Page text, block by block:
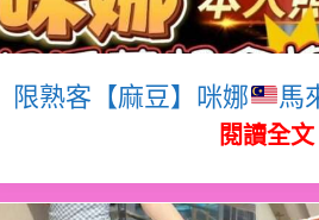
限熟客【麻豆】咪娜 馬
閱讀全文